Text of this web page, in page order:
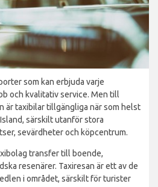
som kan erbjuda varje
och kvalitativ service. Men till
är taxibilar tillgängliga när som helst
särskilt utanför stora
sevärdheter och köpcentrum.
transfer till boende,
resenärer. Taxiresan är ett av de
i området, särskilt för turister